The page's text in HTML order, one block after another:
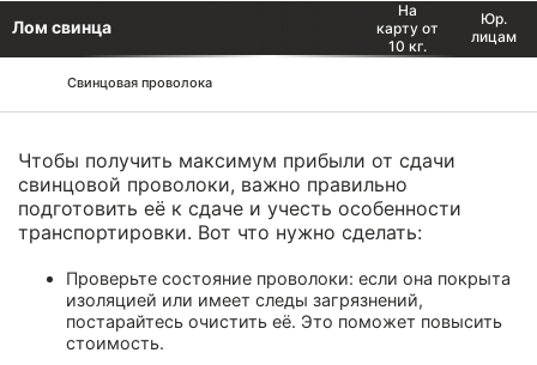
Лом свинца
На
карту от
10 кг.
Юр.
лицам
Свинцовая проволока
Чтобы получить максимум прибыли от сдачи
свинцовой проволоки, важно правильно
подготовить её к сдаче и учесть особенности
транспортировки. Вот что нужно сделать:
Проверьте состояние проволоки: если она покрыта
изоляцией или имеет следы загрязнений,
постарайтесь очистить её. Это поможет повысить
стоимость.